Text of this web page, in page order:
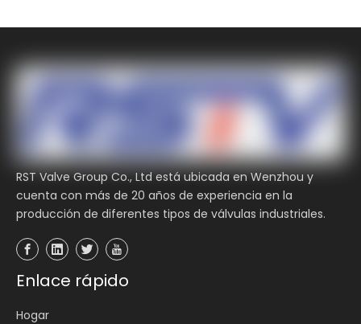
RST Valve Group Co., Ltd está ubicada en Wenzhou y
cuenta con más de 20 años de experiencia en la
producción de diferentes tipos de válvulas industriales.
Enlace rápido
Hogar